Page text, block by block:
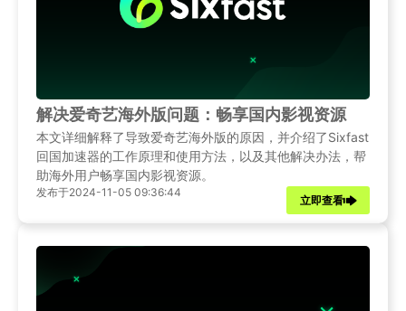
解决爱奇艺海外版问题：畅享国内影视资源
本文详细解释了导致爱奇艺海外版的原因，并介绍了Sixfast
回国加速器的工作原理和使用方法，以及其他解决办法，帮
助海外用户畅享国内影视资源。
发布于2024-11-05 09:36:44
立即查看